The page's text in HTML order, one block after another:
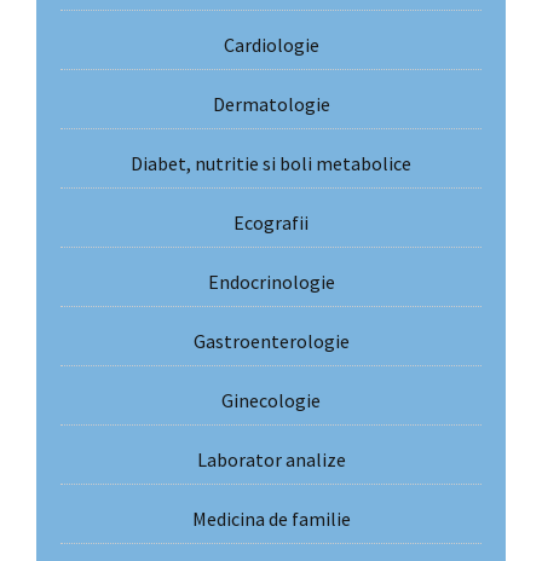
Cardiologie
Dermatologie
Diabet, nutritie si boli metabolice
Ecografii
Endocrinologie
Gastroenterologie
Ginecologie
Laborator analize
Medicina de familie